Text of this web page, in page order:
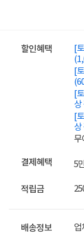
할인혜택
[
[
[
상
[
상
무
결제혜택 5
적립금
배송정보 업